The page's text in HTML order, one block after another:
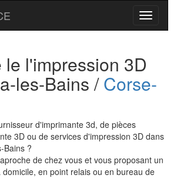
Toggle
le l'impression 3D
les-Bains /Corse-
d'imprimante 3d, de pièces
3D ou de services d'impression 3D dans
Bains ?
de chez vous et vous proposant un
en point relais ou en bureau de